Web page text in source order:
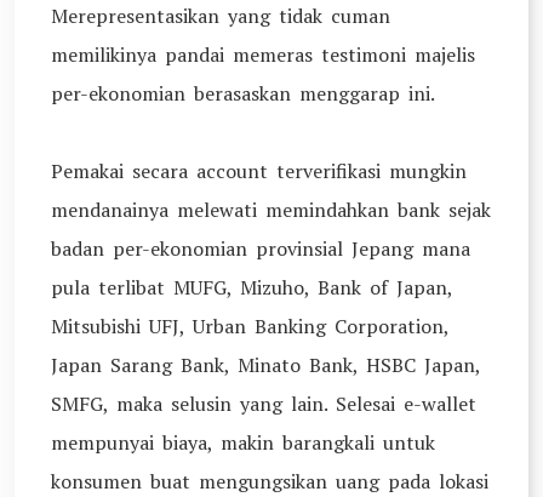
Merepresentasikan yang tidak cuman
memilikinya pandai memeras testimoni majelis
per-ekonomian berasaskan menggarap ini.
Pemakai secara account terverifikasi mungkin
mendanainya melewati memindahkan bank sejak
badan per-ekonomian provinsial Jepang mana
pula terlibat MUFG, Mizuho, Bank of Japan,
Mitsubishi UFJ, Urban Banking Corporation,
Japan Sarang Bank, Minato Bank, HSBC Japan,
SMFG, maka selusin yang lain. Selesai e-wallet
mempunyai biaya, makin barangkali untuk
konsumen buat mengungsikan uang pada lokasi